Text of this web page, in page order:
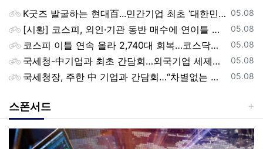
등록일
05.08
K굿즈 발굴하는 현대百...민간기업 최초 ‘대한민국 관광공모전’ 후원
등록일
05.08
[시황] 코스피, 외인·기관 동반 매수에 연이틀 상승…2745.05 마감
등록일
05.08
코스피 이틀 연속 올라 2,740대 회복…코스닥은 강보합(종합)
등록일
05.08
국세청-中기업과 최초 간담회…외국기업 세제혜택 등 논의
등록일
05.08
국세청장, 주한 中 기업과 간담회…“차별없는 공정과세 약속”
스폰서드